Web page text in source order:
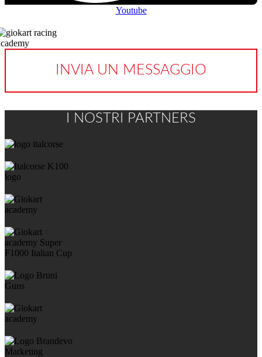
Youtube
INVIA UN MESSAGGIO
I NOSTRI PARTNERS